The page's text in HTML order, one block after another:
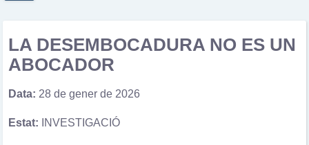
LA DESEMBOCADURA NO ES UN
ABOCADOR
Data: 28 de gener de 2026
Estat: INVESTIGACIÓ